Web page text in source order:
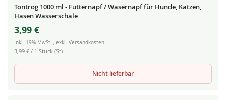
Tontrog 1000 ml - Futternapf / Wasernapf für Hunde, Katzen,
Hasen Wasserschale
3,99 €
Inkl. 19% MwSt. , exkl. Versandkosten
3,99 € / 1 Stück (St)
Nicht lieferbar